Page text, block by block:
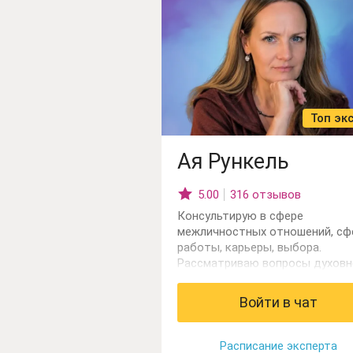
себя, предназначение и многое
другое. Работаю с родовыми
негативными программами,
детальная диагностика вашего
Рода. Открываю Родовые
процветанию, счастью и любви.
Топ
Ая Рункель
5.00
316 отзывов
Консультирую в сфере
межличностных отношений,
работы, карьеры, выбора.
Рассматриваю вопросы
основные инструменты Таро,
оракулы, маятник.Войти в чат
Расписание эксперта